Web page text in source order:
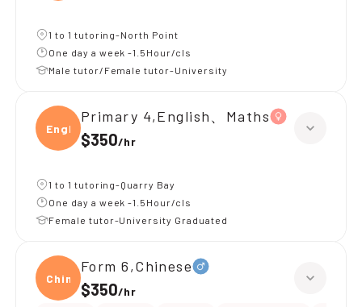
1 to 1 tutoring-North Point
One day a week -1.5Hour/cls
Male tutor/Female tutor-University
Engli
Primary 4,English、Maths
$350/hr
1 to 1 tutoring-Quarry Bay
One day a week -1.5Hour/cls
Female tutor-University Graduated
Chine
Form 6,Chinese
$350/hr